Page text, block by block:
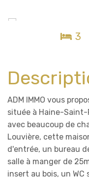
3
ADM IMMO vous
située à Haine-
avec beaucoup de
Louvière, cette
d'entrée, un bureau
salle à manger de
insert au bois, un